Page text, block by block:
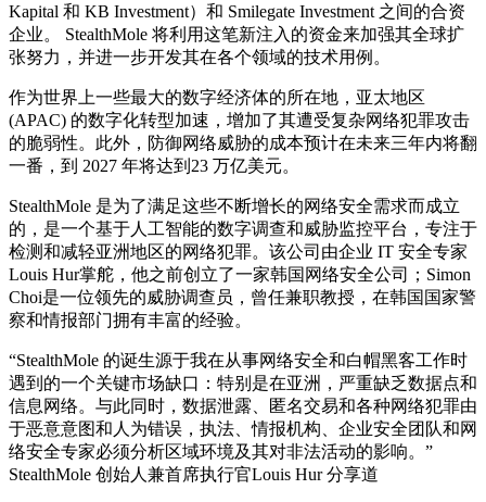
Kapital 和 KB Investment）和 Smilegate Investment 之间的合资
企业。 StealthMole 将利用这笔新注入的资金来加强其全球扩
张努力，并进一步开发其在各个领域的技术用例。
作为世界上一些最大的数字经济体的所在地，亚太地区
(APAC) 的数字化转型加速，增加了其遭受复杂网络犯罪攻击
的脆弱性。此外，防御网络威胁的成本预计在未来三年内将翻
一番，到 2027 年将达到23 万亿美元。
StealthMole 是为了满足这些不断增长的网络安全需求而成立
的，是一个基于人工智能的数字调查和威胁监控平台，专注于
检测和减轻亚洲地区的网络犯罪。该公司由企业 IT 安全专家
Louis Hur掌舵，他之前创立了一家韩国网络安全公司；Simon
Choi是一位领先的威胁调查员，曾任兼职教授，在韩国国家警
察和情报部门拥有丰富的经验。
“StealthMole 的诞生源于我在从事网络安全和白帽黑客工作时
遇到的一个关键市场缺口：特别是在亚洲，严重缺乏数据点和
信息网络。与此同时，数据泄露、匿名交易和各种网络犯罪由
于恶意意图和人为错误，执法、情报机构、企业安全团队和网
络安全专家必须分析区域环境及其对非法活动的影响。”
StealthMole 创始人兼首席执行官Louis Hur 分享道